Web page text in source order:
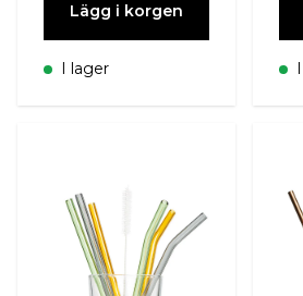
Lägg i korgen
I lager